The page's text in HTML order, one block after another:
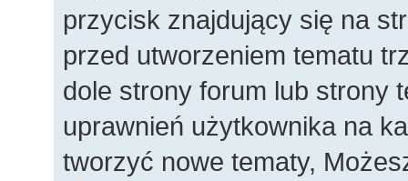
przycisk znajdujący się na
przed utworzeniem tematu
dole strony forum lub strony
uprawnień użytkownika na
tworzyć nowe tematy,